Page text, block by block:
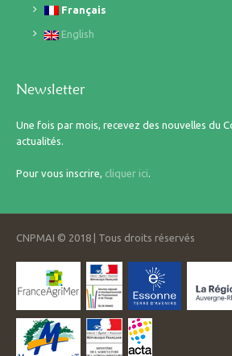
Français
English
Newsletter
Une fois par mois, recevez des nouvelles du
actualités.
Pour vous inscrire, cliquer ici.
CNPMAI © 2018 | Tous droits réservés